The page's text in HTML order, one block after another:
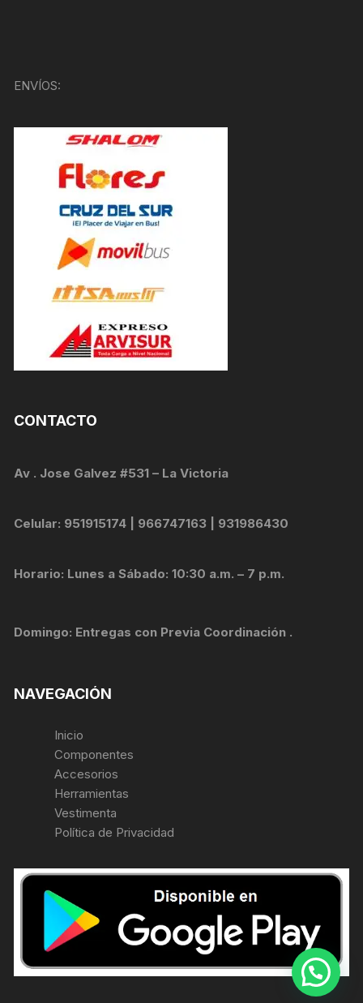
ENVÍOS:
CONTACTO
Av . Jose Galvez #531 – La Victoria
Celular: 951915174 | 966747163 | 931986430
Horario: Lunes a Sábado: 10:30 a.m. – 7 p.m.
Domingo: Entregas con Previa Coordinación .
NAVEGACIÓN
Inicio
Componentes
Accesorios
Herramientas
Vestimenta
Política de Privacidad